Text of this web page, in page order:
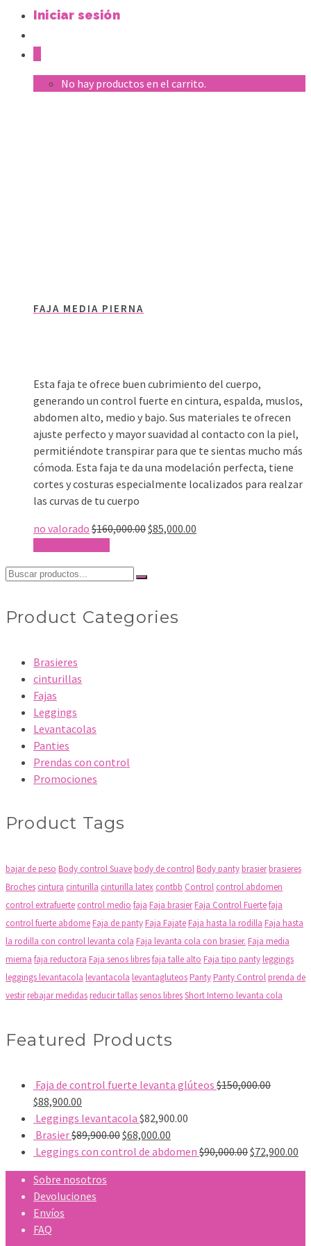
Iniciar sesión
No hay productos en el carrito.
FAJA MEDIA PIERNA
Esta faja te ofrece buen cubrimiento del cuerpo,
generando un control fuerte en cintura, espalda, muslos,
abdomen alto, medio y bajo. Sus materiales te ofrecen
ajuste perfecto y mayor suavidad al contacto con la piel,
permitiéndote transpirar para que te sientas mucho más
cómoda. Esta faja te da una modelación perfecta, tiene
cortes y costuras especialmente localizados para realzar
las curvas de tu cuerpo
no valorado $160,000.00El
$85,000.00
Buscar
Product Categories
Brasieres
cinturillas
Fajas
Leggings
Levantacolas
Panties
Prendas con control
Promociones
Product Tags
bajar de peso Body control Suavebody de controlBody pantybrasierbrasieres
Broches cintura cinturilla cinturilla latex contbb Control control abdomen
control extrafuerte control medio faja Faja brasierFaja Control Fuertefaja
control fuerte abdomeFaja de pantyFaja FajateFaja hasta la rodilla Faja hasta
la rodilla con control levanta cola Faja levanta cola con brasier. Faja media
mierna faja reductora Faja senos libresfaja talle alto Faja tipo pantyleggings
leggings levantacola levantacola levantagluteosPantyPanty Controlprenda de
vestirrebajar medidasreducir tallassenos libresShort Interno levanta cola
Featured Products
Faja de control fuerte levanta glúteos $150,000.00
El
precio
original
era:
$88,900.00
precio
actual
es:
Leggings levantacola $82,900.00
Brasier$89,900.00El
precio
$68,000.00
precio
Leggings con control de abdomen $90,000.00El
$72,900.00
Sobre nosotros
Devoluciones
Envíos
FAQ